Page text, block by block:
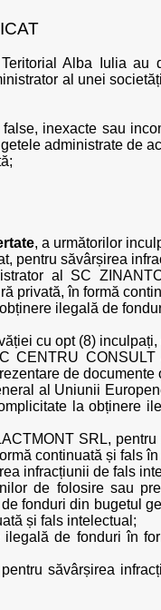
Alba Iulia
al unei
inexacte sau
administrate de
, a următorilor
pentru săvârșirea
al SC
privată, în formă
ilegală de
cu opt (8)
CENTRU
de
al Uniunii
la obținere
SRL,
continuată și fals
infracțiunii de fals
de folosire sau
fonduri din bugetul
și fals intelectual;
de fonduri în
săvârșirea